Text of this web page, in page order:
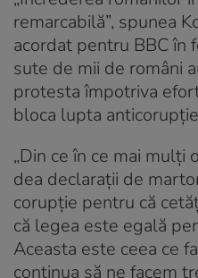
remarcabilă”, spunea
acordat pentru BBC în
sute de mii de români
protesta împotriva
bloca lupta
„Din ce în ce mai mulți
dea declarații de
corupție pentru că
că legea este egală
Aceasta este ceea ce
continua să ne facem